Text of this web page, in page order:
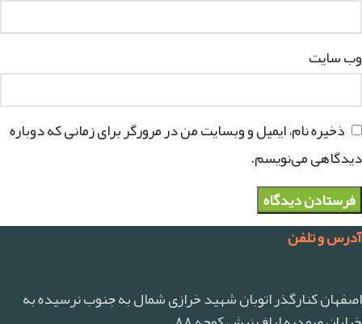
وب‌ سایت
ذخیره نام، ایمیل و وبسایت من در مرورگر برای زمانی که دوباره
دیدگاهی می‌نویسم.
آدرس و تلفن
اصفهان کنارگذر اتوبان شهید خرازی شمال به جنوب نرسیده به